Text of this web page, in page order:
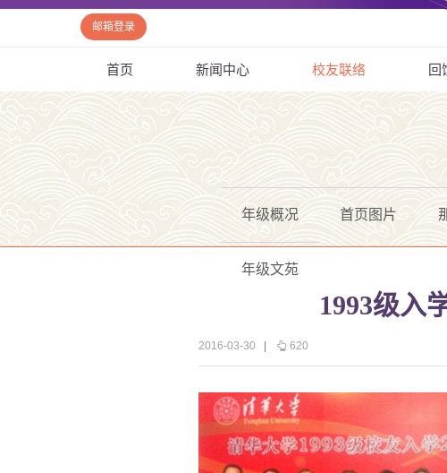
邮箱登录
首页 新闻中心 校友联络 回
年级概况 首页图片
年级文苑
1993级入
2016-03-30 620